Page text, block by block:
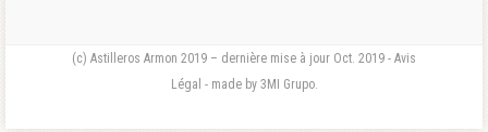
(c) Astilleros Armon 2019 – dernière mise à jour Oct. 2019 - Avis
Légal - made by 3MI Grupo.